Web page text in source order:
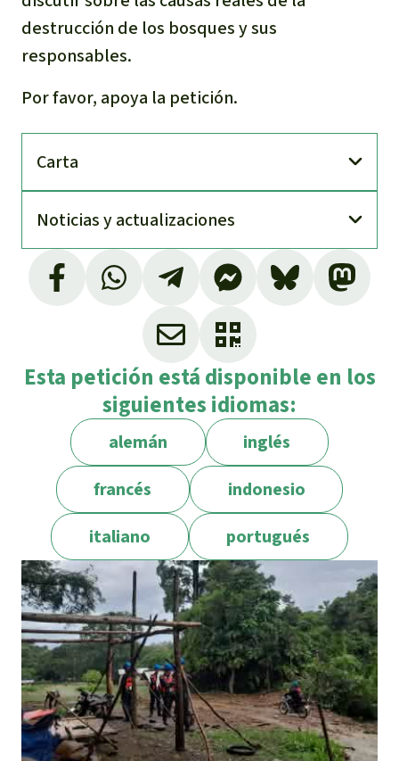
destrucción de los bosques y sus
responsables.
Por favor, apoya la petición.
Carta
Noti­cias y actuali­zaciones
Esta petición está disponible en los
siguientes idiomas:
alemán
inglés
francés
indonesio
italiano
portugués